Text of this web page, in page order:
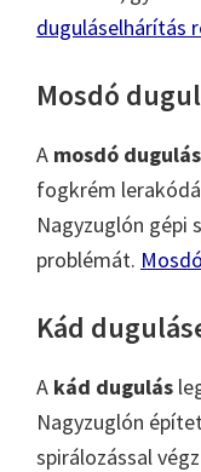
duguláselhárítás
Mosdó
A mosdó dugulás
fogkrém
Nagyzuglón gépi
problémát.
Kád
A kád dugulás
Nagyzuglón
spirálozással